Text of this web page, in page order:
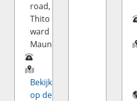
road,
Thito
ward
Maun
Bekijk
op de